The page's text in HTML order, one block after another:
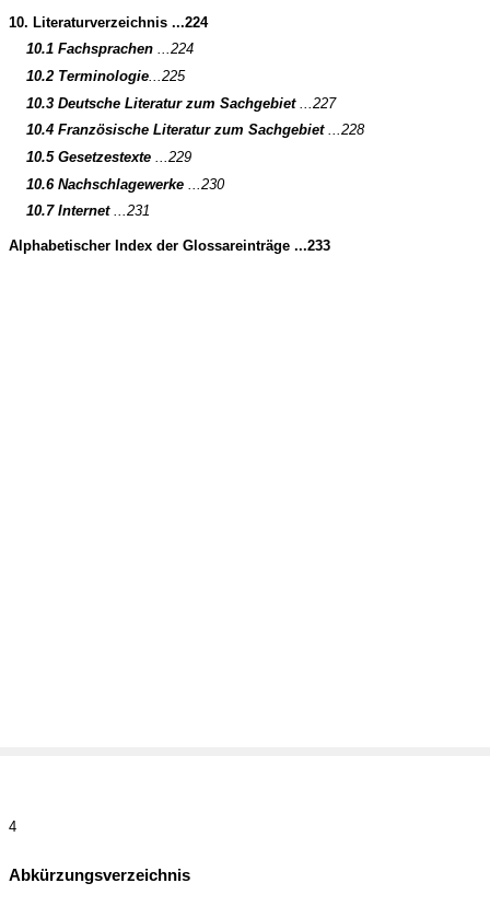
10. Literaturverzeichnis ...224
10.1 Fachsprachen
...224
10.2 Terminologie...225
10.3 Deutsche Literatur zum Sachgebiet
...227
10.4 Französische Literatur zum Sachgebiet
...228
10.5 Gesetzestexte
...229
10.6 Nachschlagewerke
...230
10.7 Internet
...231
Alphabetischer Index der Glossareinträge ...233
4
Abkürzungsverzeichnis